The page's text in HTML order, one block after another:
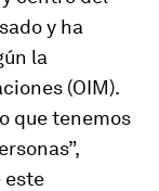
y ha
la
(OIM).
que tenemos
este